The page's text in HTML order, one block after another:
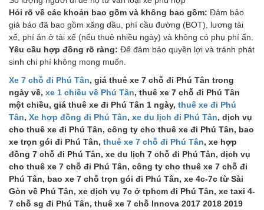
Hỏi rõ về các khoản bao gồm và không bao gồm: Đảm bảo
giá báo đã bao gồm xăng dầu, phí cầu đường (BOT), lương tài
xế, phí ăn ở tài xế (nếu thuê nhiều ngày) và không có phụ phí ẩn.
Yêu cầu hợp đồng rõ ràng: Để đảm bảo quyền lợi và tránh phát
sinh chi phí không mong muốn.
Xe 7 chỗ đi Phú Tân, giá thuê xe 7 chỗ đi Phú Tân trong
ngày về, xe 1 chiều về Phú Tân, thuê xe 7 chỗ đi Phú Tân
một chiều, giá thuê xe đi Phú Tân 1 ngày, thuê xe đi Phú
Tân, Xe hợp đồng đi Phú Tân, xe du lịch đi Phú Tân, dịch vụ
cho thuê xe đi Phú Tân, công ty cho thuê xe đi Phú Tân, bao
xe trọn gói đi Phú Tân, thuê xe 7 chỗ đi Phú Tân, xe hợp
đồng 7 chỗ đi Phú Tân, xe du lịch 7 chỗ đi Phú Tân, dịch vụ
cho thuê xe 7 chỗ đi Phú Tân, công ty cho thuê xe 7 chỗ đi
Phú Tân, bao xe 7 chỗ trọn gói đi Phú Tân, xe 4c-7c từ Sài
Gòn về Phú Tân, xe dịch vụ 7c ở tphcm đi Phú Tân, xe taxi 4-
7 chỗ sg đi Phú Tân, thuê xe 7 chỗ Innova 2017 2018 2019